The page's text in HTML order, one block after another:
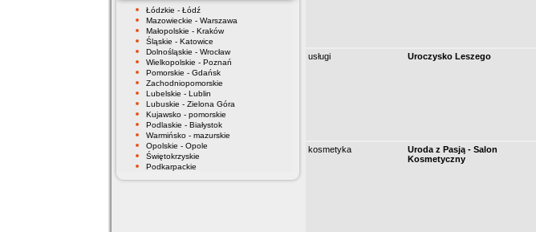
Łódzkie - Łódź
Mazowieckie - Warszawa
Małopolskie - Kraków
Śląskie - Katowice
Dolnośląskie - Wrocław
Wielkopolskie - Poznań
Pomorskie - Gdańsk
Zachodniopomorskie
Lubelskie - Lublin
Lubuskie - Zielona Góra
Kujawsko - pomorskie
Podlaskie - Białystok
Warmińsko - mazurskie
Opolskie - Opole
Świętokrzyskie
Podkarpackie
usługi
Uroczysko Leszego
kosmetyka
Uroda z Pasją - Salon
Kosmetyczny